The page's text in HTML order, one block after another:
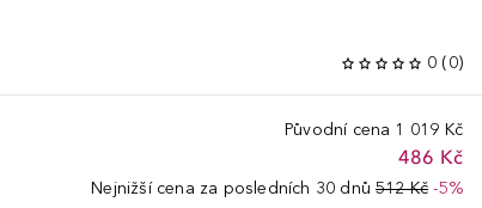
0 (0)
Původní cena 1 019 Kč
486 Kč
Nejnižší cena za posledních 30 dnů 512 Kč-5%